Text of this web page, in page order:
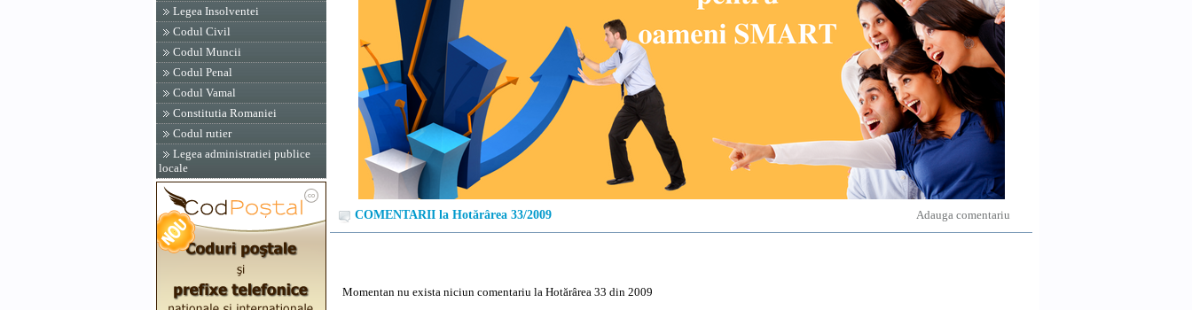
Legea Insolventei
Codul Civil
Codul Muncii
Codul Penal
Codul Vamal
Constitutia Romaniei
Codul rutier
Legea administratiei publice
locale
Adauga comentariu
COMENTARII la Hotărârea 33/2009
Momentan nu exista niciun comentariu la Hotărârea 33 din 2009